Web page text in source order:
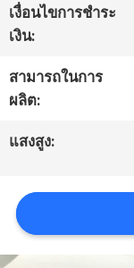
ควบคุม
คุณภาพ
ติดต่อ
เรา
ขอ
เงื่อนไขการชำระ
เงิน:
สามารถในการ
ผลิต:
แสงสูง: